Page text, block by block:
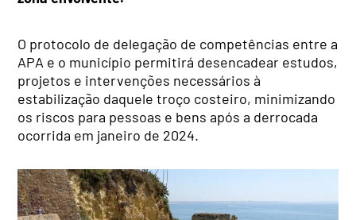
O protocolo de delegação de competências entre a
APA e o município permitirá desencadear estudos,
projetos e intervenções necessários à
estabilização daquele troço costeiro, minimizando
os riscos para pessoas e bens após a derrocada
ocorrida em janeiro de 2024.